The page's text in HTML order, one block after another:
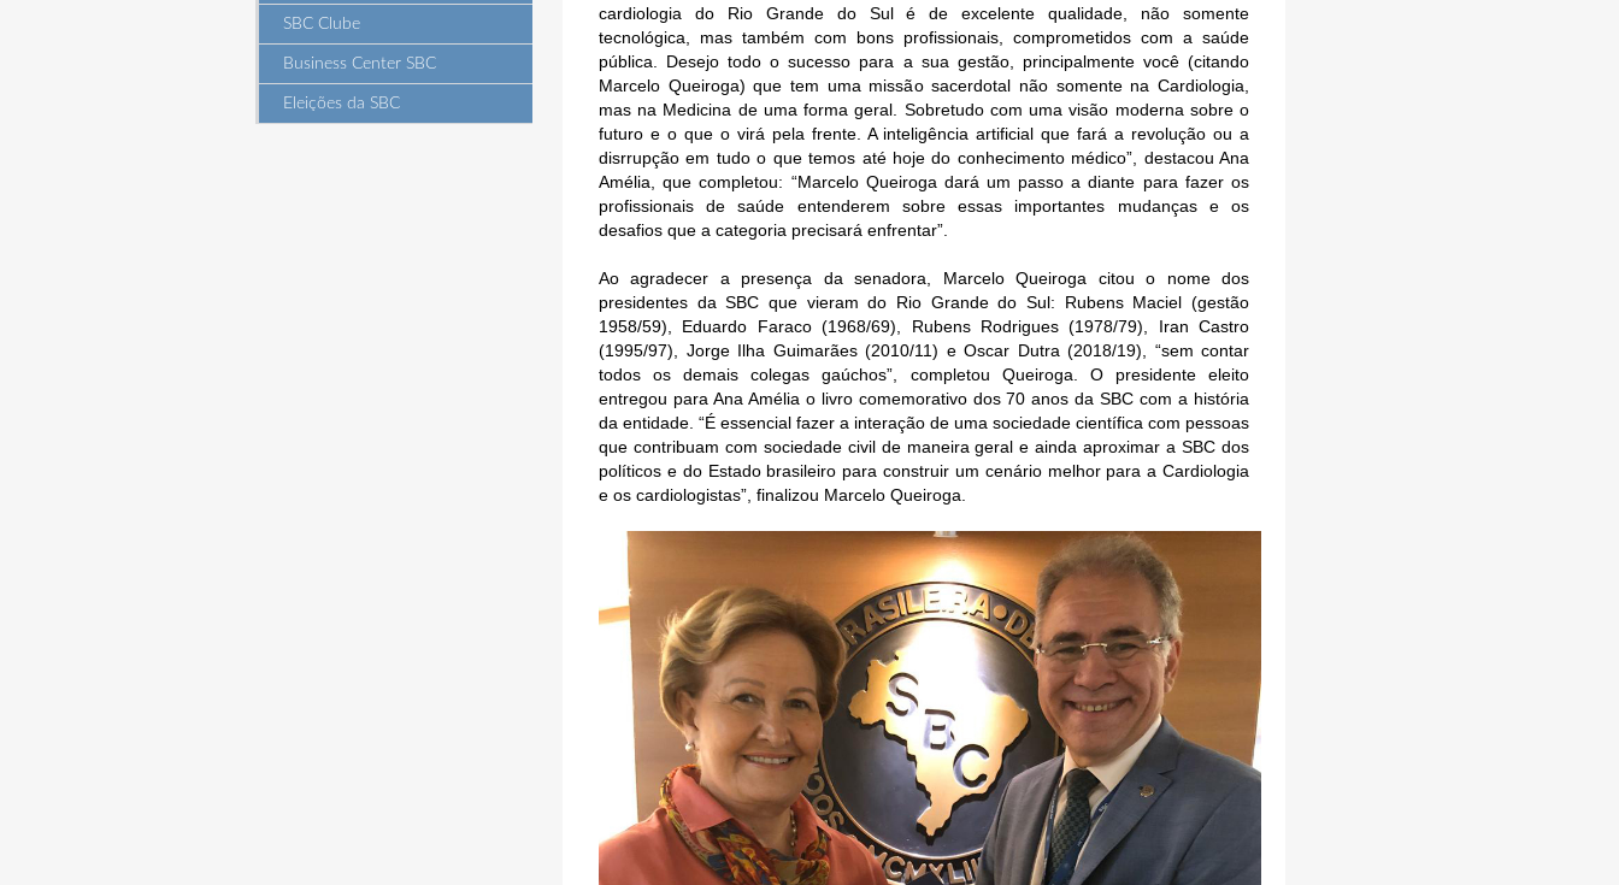
SBC Clube
Business Center SBC
Eleições da SBC
cardiologia do Rio Grande do Sul é de excelente qualidade, não somente
tecnológica, mas também com bons profissionais, comprometidos com a saúde
pública. Desejo todo o sucesso para a sua gestão, principalmente você (citando
Marcelo Queiroga) que tem uma missão sacerdotal não somente na Cardiologia,
mas na Medicina de uma forma geral. Sobretudo com uma visão moderna sobre o
futuro e o que o virá pela frente. A inteligência artificial que fará a revolução ou a
disrrupção em tudo o que temos até hoje do conhecimento médico”, destacou Ana
Amélia, que completou: “Marcelo Queiroga dará um passo a diante para fazer os
profissionais de saúde entenderem sobre essas importantes mudanças e os
desafios que a categoria precisará enfrentar”.
Ao agradecer a presença da senadora, Marcelo Queiroga citou o nome dos
presidentes da SBC que vieram do Rio Grande do Sul: Rubens Maciel (gestão
1958/59), Eduardo Faraco (1968/69), Rubens Rodrigues (1978/79), Iran Castro
(1995/97), Jorge Ilha Guimarães (2010/11) e Oscar Dutra (2018/19), “sem contar
todos os demais colegas gaúchos”, completou Queiroga. O presidente eleito
entregou para Ana Amélia o livro comemorativo dos 70 anos da SBC com a história
da entidade. “É essencial fazer a interação de uma sociedade científica com pessoas
que contribuam com sociedade civil de maneira geral e ainda aproximar a SBC dos
políticos e do Estado brasileiro para construir um cenário melhor para a Cardiologia
e os cardiologistas”, finalizou Marcelo Queiroga.